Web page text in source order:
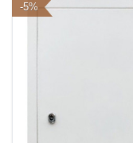
-5%